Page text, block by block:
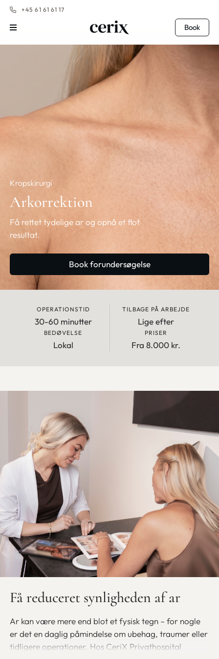
+45 61 61 61 17
Book
Kropskirurgi
Arkorrektion
Få rettet tydelige ar og opnå et flot
resultat.
Book forundersøgelse
OPERATIONSTID
30-60 minutter
TILBAGE PÅ ARBEJDE
Lige efter
BEDØVELSE
Lokal
PRISER
Fra 8.000 kr.
Få reduceret synligheden af ar
Ar kan være mere end blot et fysisk tegn – for nogle
er det en daglig påmindelse om ubehag, traumer eller
tidligere operationer. Hos CeriX Privathospital